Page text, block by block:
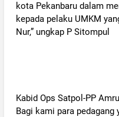
kota Pekanbaru dalam
kepada pelaku UMKM
Nur,” ungkap P Sitompul
‎Kabid Ops Satpol-PP
Bagi kami para pedagang